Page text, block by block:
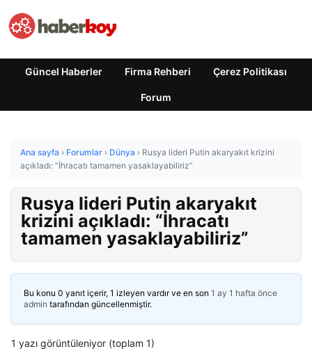
Güncel Haberler Firma Rehberi Çerez Politikası
Forum
Ana sayfa › Forumlar › Dünya › Rusya lideri Putin akaryakıt krizini
açıkladı: “İhracatı tamamen yasaklayabiliriz”
Rusya lideri Putin akaryakıt
krizini açıkladı: “İhracatı
tamamen yasaklayabiliriz”
Bu konu 0 yanıt içerir, 1 izleyen vardır ve en son 1 ay 1 hafta önce
admin tarafından güncellenmiştir.
1 yazı görüntüleniyor (toplam 1)